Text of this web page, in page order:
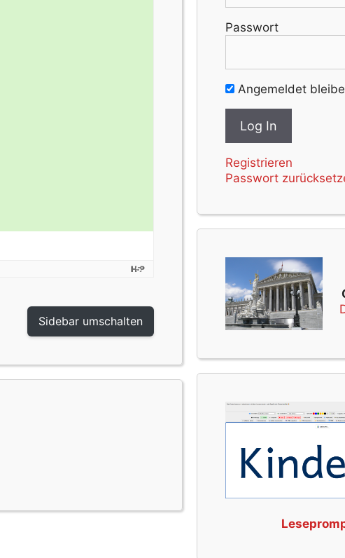
Sidebar umschalten
Passwort
Angemeldet
Registrieren
Passwort